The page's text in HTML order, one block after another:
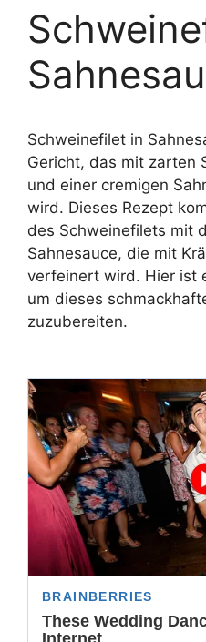
Schweinefilet in
Gericht, das mit zarten
und einer cremigen
wird. Dieses Rezept
des Schweinefilets mit
Sahnesauce, die mit
verfeinert wird. Hier ist
um dieses
zuzubereiten.